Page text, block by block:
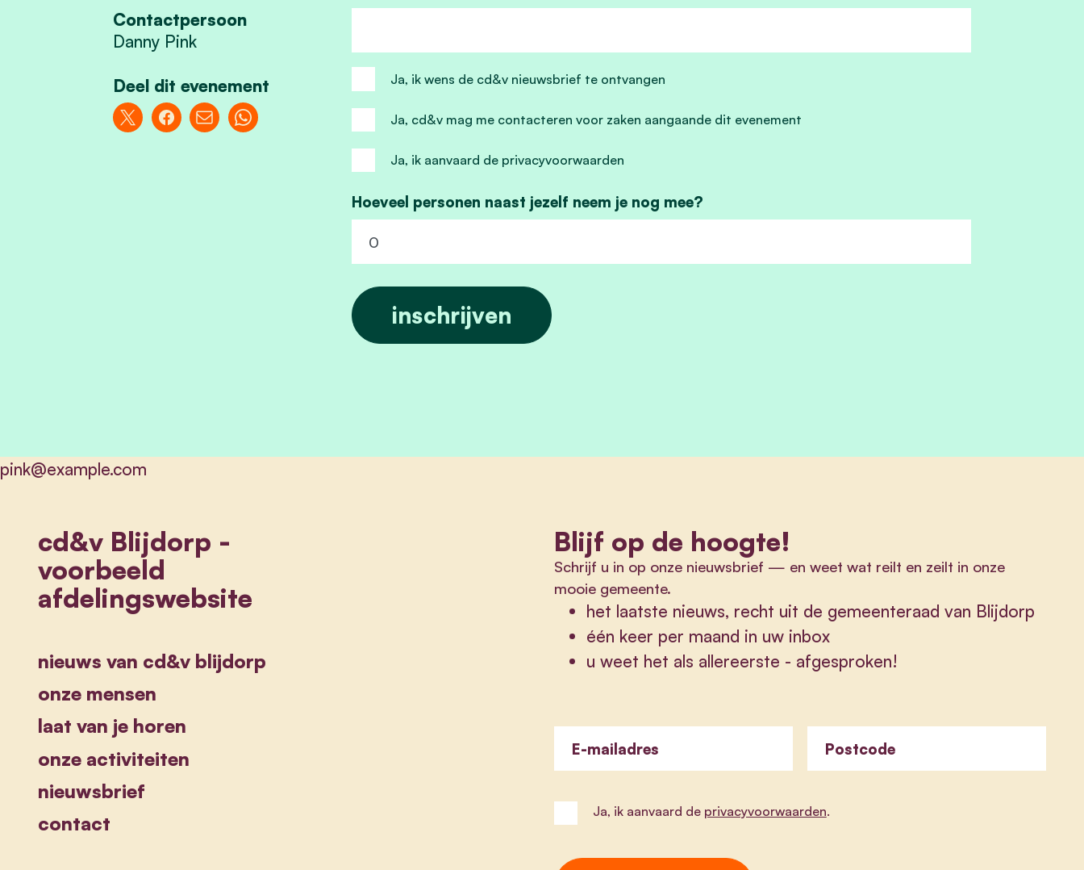
Contactpersoon
Danny Pink
Deel dit evenement Ja, ik wens de cd&v nieuwsbrief te ontvangen
Ja, cd&v mag me contacteren voor zaken aangaande dit evenement
Ja, ik aanvaard de privacyvoorwaarden
Hoeveel personen naast jezelf neem je nog mee?
pink@example.com
cd&v Blijdorp -
voorbeeld
afdelingswebsite
nieuws van cd&v blijdorp
onze mensen
laat van je horen
onze activiteiten
nieuwsbrief
contact
Blijf op de hoogte!
Schrijf u in op onze nieuwsbrief — en weet wat reilt en zeilt in onze
mooie gemeente.
het laatste nieuws, recht uit de gemeenteraad van Blijdorp
één keer per maand in uw inbox
u weet het als allereerste - afgesproken!
E-mailadres Postcode
Ja, ik aanvaard de privacyvoorwaarden.